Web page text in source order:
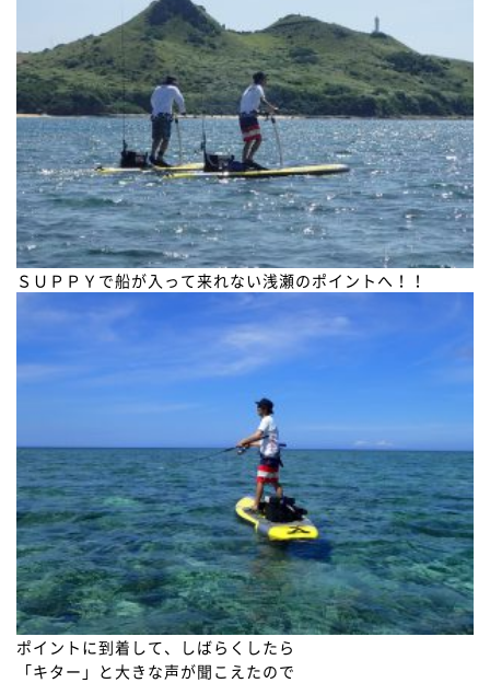
ＳＵＰＰＹで船が入って来れない浅瀬のポイントへ！！
ポイントに到着して、しばらくしたら
「キター」と大きな声が聞こえたので